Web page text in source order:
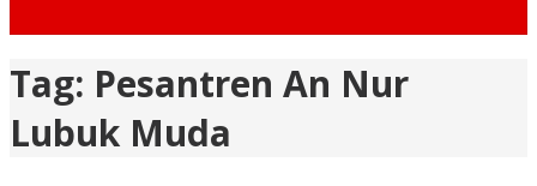
Tag: Pesantren An Nur
Lubuk Muda